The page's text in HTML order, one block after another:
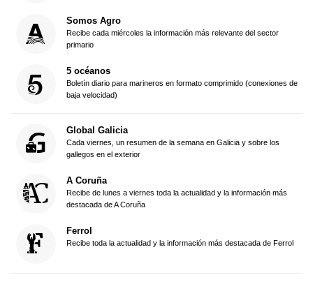
Somos Agro
Recibe cada miércoles la información más relevante del sector
primario
5 océanos
Boletín diario para marineros en formato comprimido (conexiones de
baja velocidad)
Global Galicia
Cada viernes, un resumen de la semana en Galicia y sobre los
gallegos en el exterior
A Coruña
Recibe de lunes a viernes toda la actualidad y la información más
destacada de A Coruña
Ferrol
Recibe toda la actualidad y la información más destacada de Ferrol